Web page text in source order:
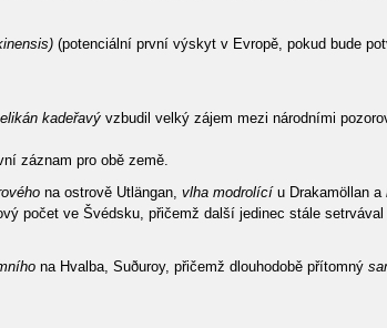
(potenciální první výskyt v Evropě, pokud bude
kadeřavý vzbudil velký zájem mezi národními
záznam pro obě země.
na ostrově Utlängan, vlha modrolícíu Drakamöllan a
počet ve Švédsku, přičemž další jedinec stále
na Hvalba, Suðuroy, přičemž dlouhodobě přítomný